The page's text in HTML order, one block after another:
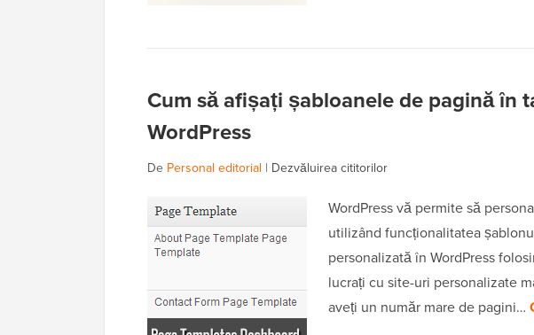
Cum să afișați șabloanele de pagină în
WordPress
De Personal editorial | Dezvăluirea cititorilor
WordPress vă permite să
utilizând funcționalitatea
personalizată în WordPress
lucrați cu site-uri personalizate
aveți un număr mare de pagini…